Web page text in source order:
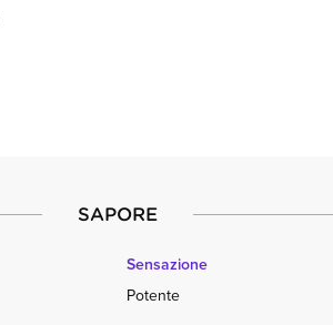
SAPORE
Sensazione
Potente